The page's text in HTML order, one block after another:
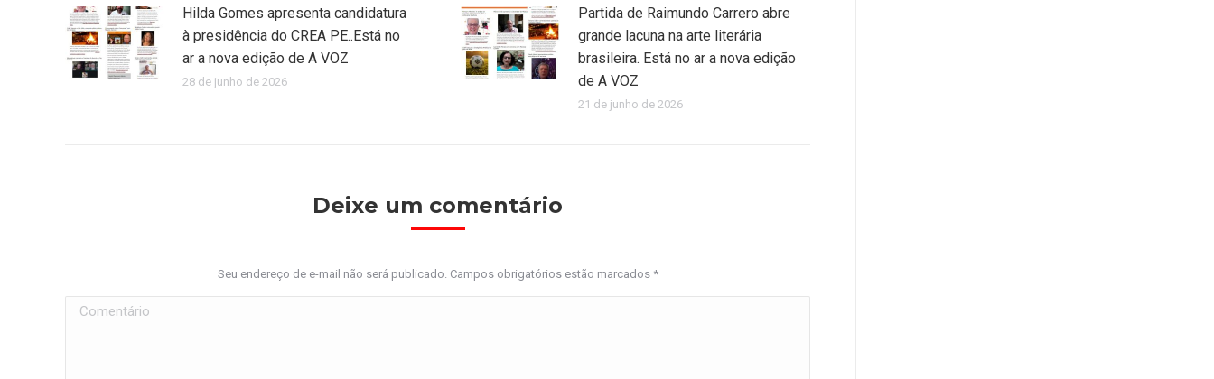
Hilda Gomes apresenta candidatura
à presidência do CREA PE..Está no
ar a nova edição de A VOZ
28 de junho de 2026
Partida de Raimundo Carrero abre
grande lacuna na arte literária
brasileira. Está no ar a nova edição
de A VOZ
21 de junho de 2026
Deixe um comentário
Seu endereço de e-mail não será publicado. Campos obrigatórios estão marcados *
Comentário